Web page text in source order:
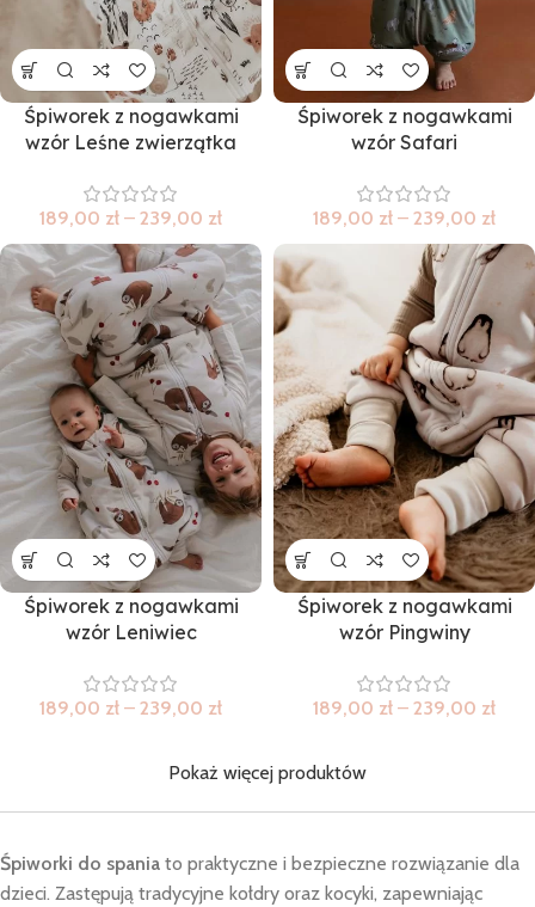
Śpiworek z nogawkami
wzór Leśne zwierzątka
189,00 zł – 239,00 zł
Śpiworek z nogawkami
wzór Safari
189,00 zł – 239,00 zł
Śpiworek z nogawkami
wzór Leniwiec
189,00 zł – 239,00 zł
Śpiworek z nogawkami
wzór Pingwiny
189,00 zł – 239,00 zł
Pokaż więcej produktów
Śpiworki do spania to praktyczne i bezpieczne rozwiązanie dla
dzieci. Zastępują tradycyjne kołdry oraz kocyki, zapewniając